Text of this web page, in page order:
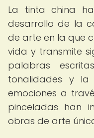
La tinta china
desarrollo de la
de arte en la que
vida y transmite
palabras
tonalidades y
emociones a
pinceladas han
obras de arte